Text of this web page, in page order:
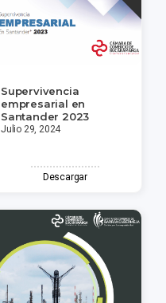
Supervivencia
empresarial en
Santander 2023
Julio 29, 2024
Descargar